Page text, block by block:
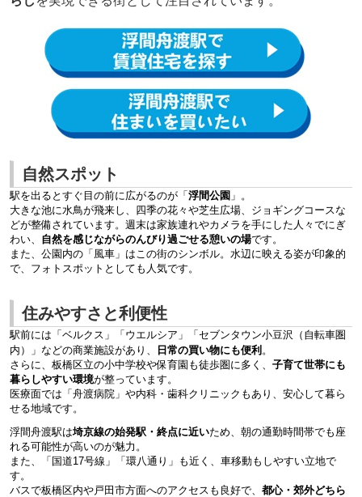
自然スポット
駅を出るとすぐ目の前に広がるのが「 浮間公園 」。
大きな池に水鳥が飛来し、四季の花々や芝生広場、ジョギングコースな
どが整備されています。週末は家族連れやカメラを手にした人々でにぎ
わい、 自然を感じながらのんびり過ごせる憩いの場です。
また、公園内の「風車」はこの街のシンボル。水辺に映える姿が印象的
で、フォトスポットとしても人気です。
住みやすさと利便性
駅前には「ベルクス」「ウエルシア」「セブンタウン小豆沢（自転車圏
内）」などの商業施設があり、
日常の買い物にも便利 。
さらに、板橋区立の小中学校や保育園も徒歩圏に多く、 子育て世帯にも
暮らしやすい環境が整っています。
医療面では「舟渡病院」や内科・歯科クリニックもあり、安心して暮ら
せる地域です。
浮間舟渡駅は埼京線の始発駅・終点に近いため、朝の通勤時間帯でも座
れる可能性が高いのが魅力。
また、「国道17号線」「環八通り」も近く、車移動もしやすい立地で
す。
バスで板橋区内や戸田市方面へのアクセスも良好で、 都心・郊外どちら